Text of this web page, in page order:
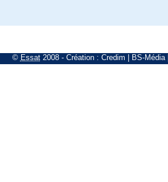
© Essat2008 - Création : Credim BS-Média|